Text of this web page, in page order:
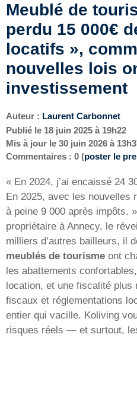
Meublé de
perdu 15 000€
locatifs »,
nouvelles lois
investissement
Auteur : Laurent Carbonnet
Publié le 18 juin 2025 à 19h22
Mis à jour le 30 juin 2026 à
Commentaires : 0 (poster le
« En 2024, j’ai encaissé 24
En 2025, avec les nouvelles
à peine 9 000 après impôts.
propriétaire à Annecy, le
milliers d’autres bailleurs, il
meublés de tourisme ont
les abattements
location, et une fiscalité plus
fiscaux et réglementations
entier qui vacille. Koliving
risques réels — et surtout,